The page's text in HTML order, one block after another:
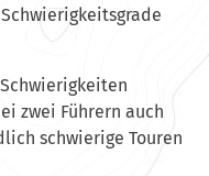
zwei Führern auch
schwierige Touren